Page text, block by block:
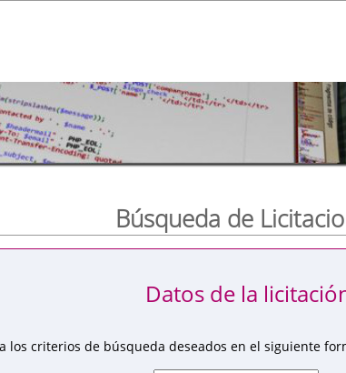
Búsqueda de
los criterios de búsqueda deseados en el siguiente
Datos de la